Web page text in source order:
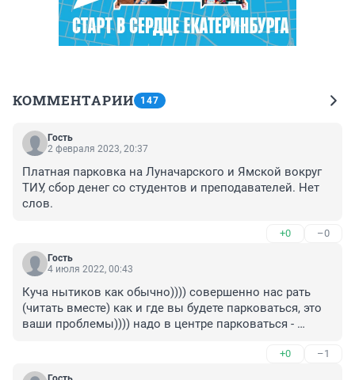
КОММЕНТАРИИ 147
Гость
2 февраля 2023, 20:37
Платная парковка на Луначарского и Ямской вокруг
ТИУ, сбор денег со студентов и преподавателей. Нет
слов.
+0 –0
Гость
4 июля 2022, 00:43
Куча нытиков как обычно)))) совершенно нас рать
(читать вместе) как и где вы будете парковаться, это
ваши проблемы)))) надо в центре парковаться -
+0 –1